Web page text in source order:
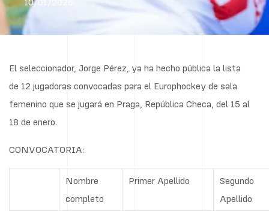
El seleccionador, Jorge Pérez, ya ha hecho pública la lista
de 12 jugadoras convocadas para el Europhockey de sala
femenino que se jugará en Praga, República Checa, del 15 al
18 de enero.
CONVOCATORIA:
Nombre
completo
Primer Apellido
Segundo
Apellido